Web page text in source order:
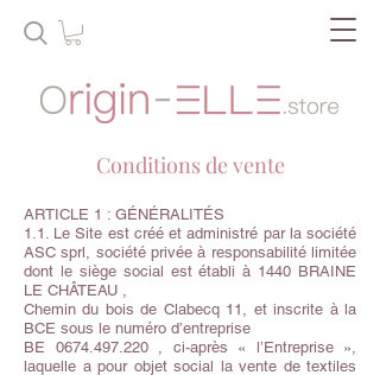
Conditions de vente
ARTICLE 1 : GÉNÉRALITÉS
1.1. Le Site est créé et administré par la société
ASC sprl, société privée à responsabilité limitée
dont le siège social est établi à 1440 BRAINE
LE CHÂTEAU ,
Chemin du bois de Clabecq 11, et inscrite à la
BCE sous le numéro d’entreprise
BE 0674.497.220, ci-après « l’Entreprise »,
laquelle a pour objet social la vente de textiles